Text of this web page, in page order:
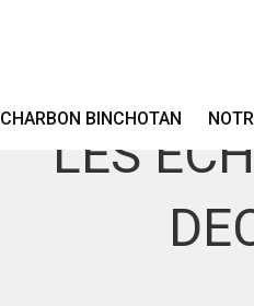
CHARBON BINCHOTAN
LES